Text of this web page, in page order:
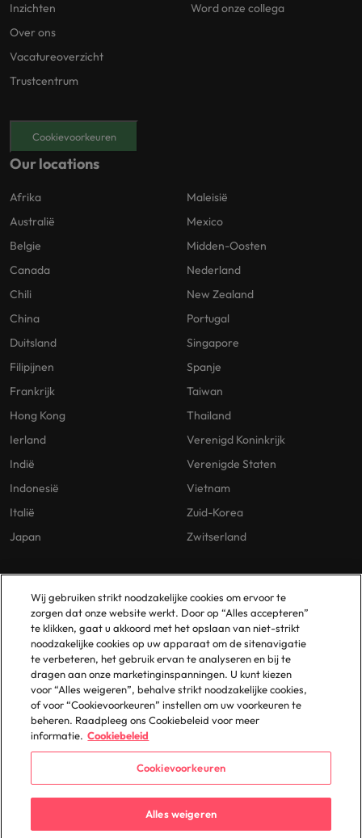
Inzichten
Over ons
Vacatureoverzicht
Trustcentrum
Word onze collega
Cookievoorkeuren
Our locations
Afrika
Australië
Belgie
Canada
Chili
China
Duitsland
Filipijnen
Frankrijk
Hong Kong
Ierland
Indië
Indonesië
Italië
Japan
Maleisië
Mexico
Midden-Oosten
Nederland
New Zealand
Portugal
Singapore
Spanje
Taiwan
Thailand
Verenigd Koninkrijk
Verenigde Staten
Vietnam
Zuid-Korea
Zwitserland
Our Policies
Privacybeleid
Cookies Policy
Policy Library
Gelijke Behandeling
Vestigingen
Amsterdam
Eindhoven
Rotterdam
© 2025 Robert Walters Plc. All Rights Reserved.
Wij gebruiken strikt noodzakelijke cookies om ervoor te
zorgen dat onze website werkt. Door op “Alles accepteren”
te klikken, gaat u akkoord met het opslaan van niet-strikt
noodzakelijke cookies op uw apparaat om de sitenavigatie
te verbeteren, het gebruik ervan te analyseren en bij te
dragen aan onze marketinginspanningen. U kunt kiezen
voor “Alles weigeren”, behalve strikt noodzakelijke cookies,
of voor “Cookievoorkeuren” instellen om uw voorkeuren te
beheren. Raadpleeg ons Cookiebeleid voor meer
informatie. Cookiebeleid
Cookievoorkeuren
Alles weigeren